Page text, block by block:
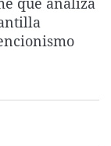
rosa de los vientos
viajera